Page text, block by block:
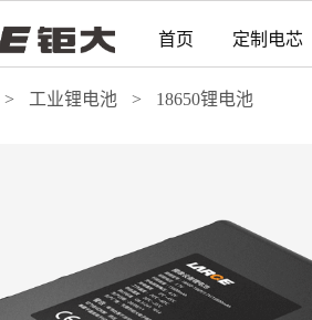
首页 定制电芯
> 工业锂电池 > 18650锂电池